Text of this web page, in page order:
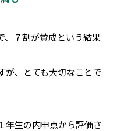
、７割が賛成という結果
が、とても大切なことで
年生の内申点から評価さ